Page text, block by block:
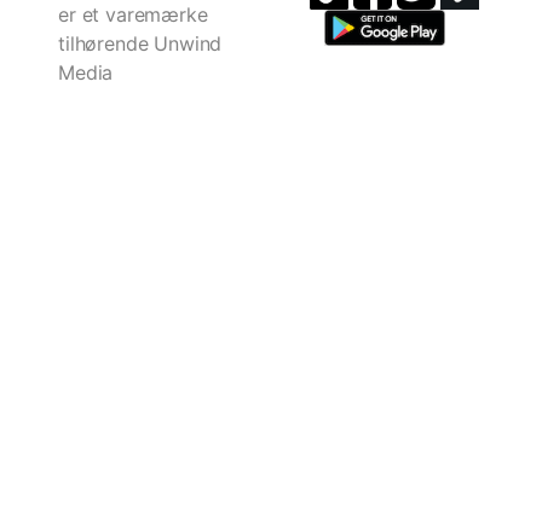
er et varemærke
tilhørende Unwind
Media